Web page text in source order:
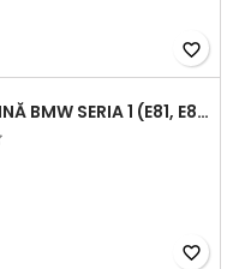
favorite_border
MIEZ TURBINĂ BMW SERIA 1 (E81, E87) 120 D - CREȘTEȚI PERFORMANȚA ȘI RĂSPUNSUL MOTORULUI
favorite_border